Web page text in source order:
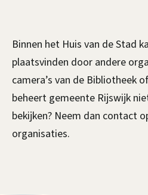
Binnen het Huis van de Stad
plaatsvinden door andere
camera’s van de Bibliotheek
beheert gemeente Rijswijk
bekijken? Neem dan contact
organisaties.